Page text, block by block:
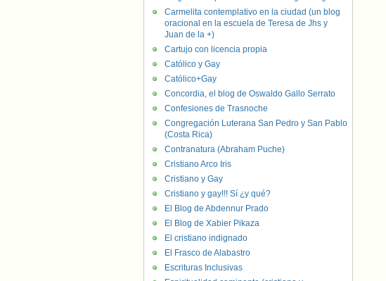
Carmelita contemplativo en la ciudad (un blog
oracional en la escuela de Teresa de Jhs y
Juan de la +)
Cartujo con licencia propia
Católico y Gay
Católico+Gay
Concordia, el blog de Oswaldo Gallo Serrato
Confesiones de Trasnoche
Congregación Luterana San Pedro y San Pablo
(Costa Rica)
Contranatura (Abraham Puche)
Cristiano Arco Iris
Cristiano y Gay
Cristiano y gay!!! Sí ¿y qué?
El Blog de Abdennur Prado
El Blog de Xabier Pikaza
El cristiano indignado
El Frasco de Alabastro
Escrituras Inclusivas